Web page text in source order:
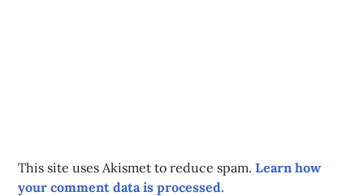
This site uses Akismet to reduce spam.Learn how
your comment data is processed.